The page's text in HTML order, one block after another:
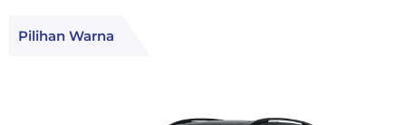
Pilihan Warna